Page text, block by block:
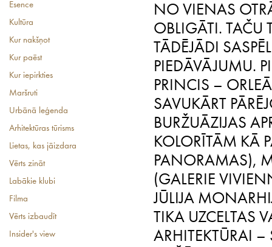
Esence
Kultūra
Kur nakšņot
Kur paēst
Kur iepirkties
Maršruti
Urbānā leģenda
Arhitektūras tūrisms
Lietas, kas jāizdara
Vērts zināt
Labākie klubi
Filma
Vērts izbaudīt
Insider's view
NO VIENAS
OBLIGĀTI. TAČU
TĀDĒJĀDI
PIEDĀVĀJUMU.
PRINCIS –
SAVUKĀRT
BURŽUĀZIJAS
KOLORĪTĀM KĀ
PANORAMAS),
(GALERIE
JŪLIJA
TIKA UZCELTAS
ARHITEKTŪRAI –